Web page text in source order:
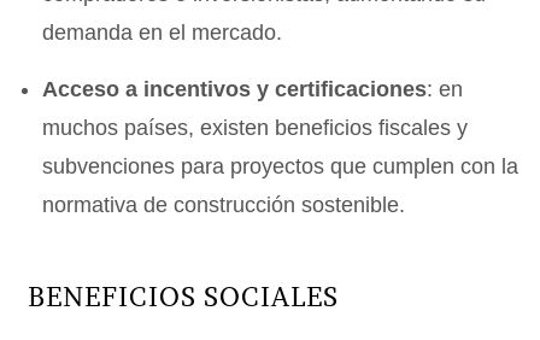
demanda en el mercado.
Acceso a incentivos y certificaciones: en
muchos países, existen beneficios fiscales y
subvenciones para proyectos que cumplen con la
normativa de construcción sostenible.
BENEFICIOS SOCIALES